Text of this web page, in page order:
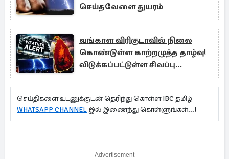
செய்தவேளை துயரம்
வங்காள விரிகுடாவில் நிலை
கொண்டுள்ள காற்றழுத்த தாழ்வு!
விடுக்கப்பட்டுள்ள சிவப்பு
எச்சரிக்கை
செய்திகளை உடனுக்குடன் தெரிந்து கொள்ள IBC தமிழ்
WHATSAPP CHANNEL இல் இணைந்து கொள்ளுங்கள்...!
Advertisement